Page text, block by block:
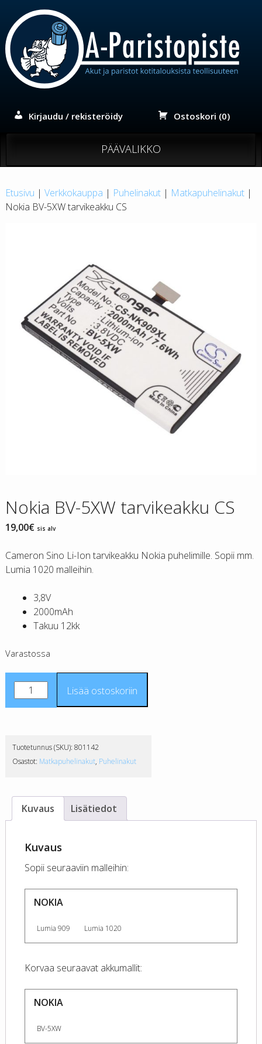
sisältöön
Kirjaudu / rekisteröidy Ostoskori (0)
PÄÄVALIKKO
Etusivu | Verkkokauppa | Puhelinakut| Matkapuhelinakut|
Nokia BV-5XW tarvikeakku CS
Nokia BV-5XW tarvikeakku CS
19,00€ sis alv
Cameron Sino Li-Ion tarvikeakku Nokia puhelimille. Sopii mm.
Lumia 1020 malleihin.
3,8V
2000mAh
Takuu 12kk
Varastossa
Nokia
BV-
CS
määrä
Lisää ostoskoriin
Tuotetunnus (SKU): 801142
Osastot: Matkapuhelinakut, Puhelinakut
Kuvaus Lisätiedot
Kuvaus
Sopii seuraaviin malleihin:
NOKIA
Lumia 909 Lumia 1020
Korvaa seuraavat akkumallit:
NOKIA
BV-5XW